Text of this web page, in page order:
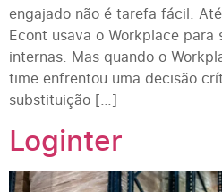
engajado não é tarefa fácil.
Econt usava o Workplace para
internas. Mas quando o
time enfrentou uma decisão
substituição […]
Loginter